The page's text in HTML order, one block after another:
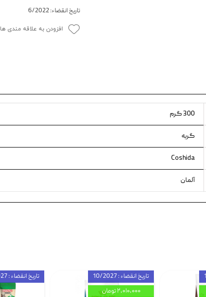
تاریخ انقضاء: 6/2022
افزودن به علاقه مندی ها
300 گرم
گربه
Coshida
آلمان
تاریخ انقضاء : 03/2027
تاریخ انقضاء : 10/2027
۲,۰۱۰,۰۰۰ تومان